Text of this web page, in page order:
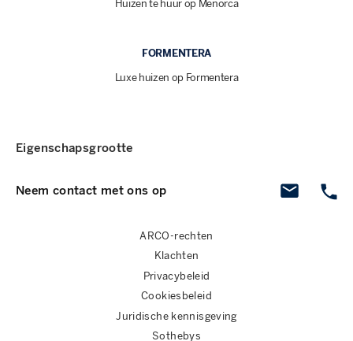
Huizen te huur op Menorca
FORMENTERA
Luxe huizen op Formentera
Neem contact met ons op
Eigenschapsgrootte
ARCO-rechten
Klachten
Privacybeleid
Cookiesbeleid
Juridische kennisgeving
Sothebys